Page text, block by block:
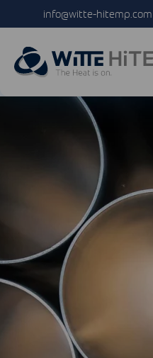
info@witte-hitemp.com